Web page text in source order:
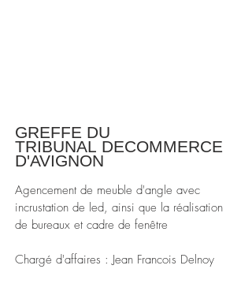
GREFFE DU
TRIBUNAL DECOMMERCE
D'AVIGNON
Agencement de meuble d'angle avec
incrustation de led, ainsi que la réalisation
de bureaux et cadre de fenêtre
Chargé d'affaires : Jean Francois Delnoy